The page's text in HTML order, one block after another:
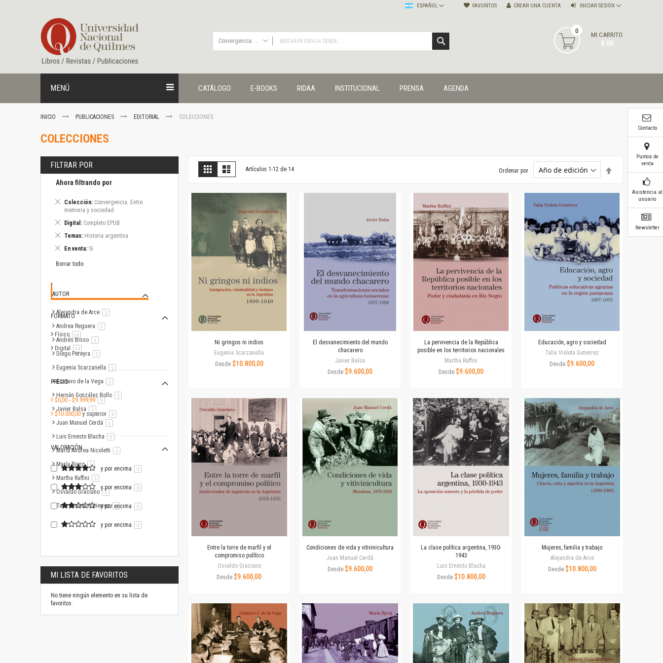
contenido
FAVORITOS INICIAR SESIÓN
CREAR UNA CUENTA
ESPAÑOL
Publicaciones
Editorial
Ediciones especiales
Géneros
Horizontes en las artes
La ideología argentina y latinoamericana
Las ciudades y las ideas
Serie Nuevas aproximaciones
Serie Clásicos latinoamericanos
Medios&redes
Música y ciencia
Nuevos enfoques en ciencia y tecnología
Territorio y acumulación: conflictividades y alternativas
Textos y lecturas en ciencias sociales
Prismas
Redes
Revista de Ciencias Sociales. Primera época
Revista de Ciencias Sociales. Segunda época
Fondo editorial
Coediciones
Jornadas académicas
Textos para la enseñanza universitaria
Intersecciones
Convergencia. Entre memoria y sociedad
Filosofía y ciencia
Serie Contemporánea
Unidad de Publicaciones del Departamento de Ciencia y Tecnología
Colecciones
Universidad Virtual de Quilmes
MI CARRITO
0.00
0
MENÚ CATÁLOGO E-BOOKS RIDAA INSTITUCIONAL PRENSA AGENDA
INICIO PUBLICACIONES EDITORIAL COLECCIONES
COLECCIONES
Ver
como
Grilla Lista Artículos 1-12 de 14 Ordenar por
descendente
Ni gringos ni indios
Eugenia Scarzanella
Desde $10.800,00
El desvanecimiento del mundo
chacarero
Javier Balsa
Desde $9.600,00
La pervivencia de la República
posible en los territorios nacionales
Martha Ruffini
Desde $9.600,00
Educación, agro y sociedad
Talía Violeta Gutierrez
Desde $9.600,00
Entre la torre de marfil y el
compromiso político
Osvaldo Graciano
Desde $9.600,00
Condiciones de vida y vitivinicultura
Juan Manuel Cerdá
Desde $9.600,00
La clase política argentina, 1930-
1943
Luis Ernesto Blacha
Desde $10.800,00
Mujeres, familia y trabajo
Alejandra de Arce
Desde $10.800,00
FILTRAR POR
Ahora filtrando por
Colección Convergencia. Entre
memoria y sociedad
Eliminar
este
Digital
Completo EPUB
Eliminar
artículo
Temas Historia argentina
Eliminar
artículo
En venta Si
Eliminar
artículo
Borrar todo
AUTOR
Alejandra de Arce 1
Andrea Reguera 1
Andrés Bisso 1
Diego Pereyra 1
Eugenia Scarzanella 1
Gustavo de la Vega 1
Hernán González Bollo 1
Javier Balsa 1
Juan Manuel Cerdá 1
Luis Ernesto Blacha 1artículo
María Andrea Nicoletti 1
María Bjerg 1artículo
Martha Ruffini 1
Osvaldo Graciano 1
Talía Violeta Gutierrez 1artículo
FORMATO
Físico 14
Digital 14
PRECIO
$0,00 - $9.999,99 5artículo
$10.000,00 y superior 9artículo
VALORACIÓN
y por encima 0
y por encima 0
y por encima 0
y por encima 0
MI LISTA DE FAVORITOS
No tiene ningún elemento en su lista de
favoritos.
Contacto
Puntos de
venta
Asistencia al
usuario
Newsletter